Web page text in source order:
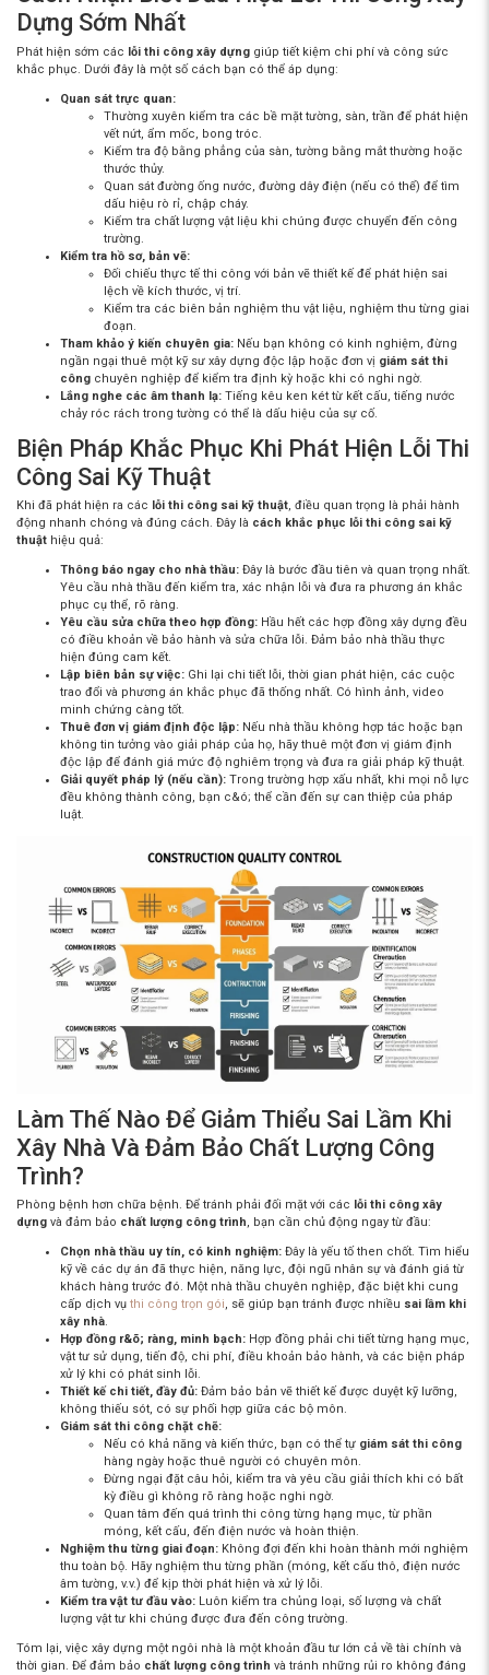
Dựng Sớm Nhất
Phát hiện sớm các lỗi thi công xây dựng giúp tiết kiệm chi phí và công sức
khắc phục. Dưới đây là một số cách bạn có thể áp dụng:
Quan sát trực quan:
Thường xuyên kiểm tra các bề mặt tường, sàn, trần để phát hiện
vết nứt, ẩm mốc, bong tróc.
Kiểm tra độ bằng phẳng của sàn, tường bằng mắt thường hoặc
thước thủy.
Quan sát đường ống nước, đường dây điện (nếu có thể) để tìm
dấu hiệu rò rỉ, chập cháy.
Kiểm tra chất lượng vật liệu khi chúng được chuyển đến công
trường.
Kiểm tra hồ sơ, bản vẽ:
Đối chiếu thực tế thi công với bản vẽ thiết kế để phát hiện sai
lệch về kích thước, vị trí.
Kiểm tra các biên bản nghiệm thu vật liệu, nghiệm thu từng giai
đoạn.
Tham khảo ý kiến chuyên gia: Nếu bạn không có kinh nghiệm, đừng
ngần ngại thuê một kỹ sư xây dựng độc lập hoặc đơn vị giám sát thi
công chuyên nghiệp để kiểm tra định kỳ hoặc khi có nghi ngờ.
Lắng nghe các âm thanh lạ: Tiếng kêu ken két từ kết cấu, tiếng nước
chảy róc rách trong tường có thể là dấu hiệu của sự cố.
Biện Pháp Khắc Phục Khi Phát Hiện Lỗi Thi
Công Sai Kỹ Thuật
Khi đã phát hiện ra các lỗi thi công sai kỹ thuật, điều quan trọng là phải hành
động nhanh chóng và đúng cách. Đây là cách khắc phục lỗi thi công sai kỹ
thuật hiệu quả:
Thông báo ngay cho nhà thầu: Đây là bước đầu tiên và quan trọng nhất.
Yêu cầu nhà thầu đến kiểm tra, xác nhận lỗi và đưa ra phương án khắc
phục cụ thể, rõ ràng.
Yêu cầu sửa chữa theo hợp đồng: Hầu hết các hợp đồng xây dựng đều
có điều khoản về bảo hành và sửa chữa lỗi. Đảm bảo nhà thầu thực
hiện đúng cam kết.
Lập biên bản sự việc: Ghi lại chi tiết lỗi, thời gian phát hiện, các cuộc
trao đổi và phương án khắc phục đã thống nhất. Có hình ảnh, video
minh chứng càng tốt.
Thuê đơn vị giám định độc lập: Nếu nhà thầu không hợp tác hoặc bạn
không tin tưởng vào giải pháp của họ, hãy thuê một đơn vị giám định
độc lập để đánh giá mức độ nghiêm trọng và đưa ra giải pháp kỹ thuật.
Giải quyết pháp lý (nếu cần): Trong trường hợp xấu nhất, khi mọi nỗ lực
đều không thành công, bạn c&ó; thể cần đến sự can thiệp của pháp
luật.
Làm Thế Nào Để Giảm Thiểu Sai Lầm Khi
Xây Nhà Và Đảm Bảo Chất Lượng Công
Trình?
Phòng bệnh hơn chữa bệnh. Để tránh phải đối mặt với các lỗi thi công xây
dựng và đảm bảo chất lượng công trình, bạn cần chủ động ngay từ đầu:
Chọn nhà thầu uy tín, có kinh nghiệm: Đây là yếu tố then chốt. Tìm hiểu
kỹ về các dự án đã thực hiện, năng lực, đội ngũ nhân sự và đánh giá từ
khách hàng trước đó. Một nhà thầu chuyên nghiệp, đặc biệt khi cung
cấp dịch vụ thi công trọn gói, sẽ giúp bạn tránh được nhiều sai lầm khi
xây nhà.
Hợp đồng r&õ; ràng, minh bạch: Hợp đồng phải chi tiết từng hạng mục,
vật tư sử dụng, tiến độ, chi phí, điều khoản bảo hành, và các biện pháp
xử lý khi có phát sinh lỗi.
Thiết kế chi tiết, đầy đủ: Đảm bảo bản vẽ thiết kế được duyệt kỹ lưỡng,
không thiếu sót, có sự phối hợp giữa các bộ môn.
Giám sát thi công chặt chẽ:
Nếu có khả năng và kiến thức, bạn có thể tự giám sát thi công
hàng ngày hoặc thuê người có chuyên môn.
Đừng ngại đặt câu hỏi, kiểm tra và yêu cầu giải thích khi có bất
kỳ điều gì không rõ ràng hoặc nghi ngờ.
Quan tâm đến quá trình thi công từng hạng mục, từ phần
móng, kết cấu, đến điện nước và hoàn thiện.
Nghiệm thu từng giai đoạn: Không đợi đến khi hoàn thành mới nghiệm
thu toàn bộ. Hãy nghiệm thu từng phần (móng, kết cấu thô, điện nước
âm tường, v.v.) để kịp thời phát hiện và xử lý lỗi.
Kiểm tra vật tư đầu vào: Luôn kiểm tra chủng loại, số lượng và chất
lượng vật tư khi chúng được đưa đến công trường.
Tóm lại, việc xây dựng một ngôi nhà là một khoản đầu tư lớn cả về tài chính và
thời gian. Để đảm bảo chất lượng công trình và tránh những rủi ro không đáng